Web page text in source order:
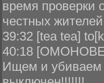
время проверки
честных
39:32 [tea tea]
40:18
Ищем и